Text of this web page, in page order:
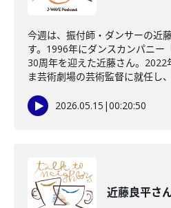
今週は、振付師・ダンサーの近
す。1996年にダンスカンパニー
30周年を迎えた近藤さん。2022
ま芸術劇場の芸術監督に就任し
2026.05.15 |00:20:50
近藤良平さ